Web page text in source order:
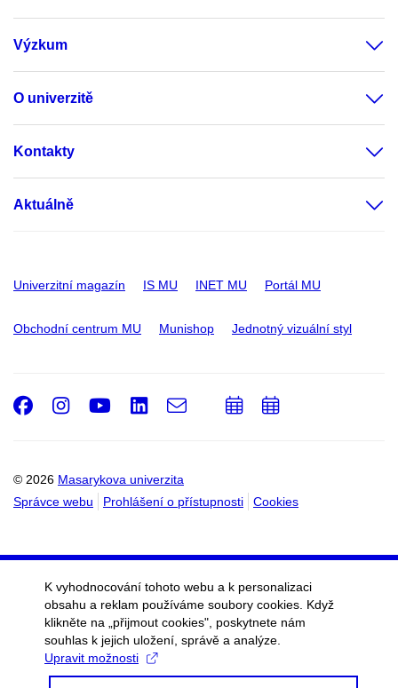
Výzkum
O univerzitě
Kontakty
Aktuálně
Univerzitní magazín IS MU INET MU Portál MU
Obchodní centrum MU Munishop Jednotný vizuální styl
© 2026 Masarykova univerzita
Správce webu
Prohlášení o přístupnosti Cookies
Facebook
Instagram
Youtube
LinkedIn
e-
Email
PřidatPřidat
K vyhodnocování tohoto webu a k personalizaci
obsahu a reklam používáme soubory cookies. Když
klikněte na „přijmout cookies", poskytnete nám
souhlas k jejich uložení, správě a analýze.
Upravit možnosti